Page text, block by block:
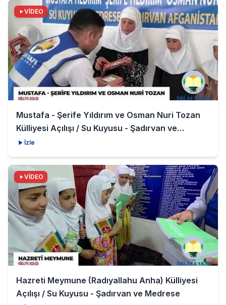
VİDEO
Mustafa - Şerife Yıldırım ve Osman Nuri Tozan
Külliyesi Açılışı / Su Kuyusu - Şadırvan ve
Medrese
İzle
VİDEO
Hazreti Meymune (Radıyallahu Anha) Külliyesi
Açılışı / Su Kuyusu - Şadırvan ve Medrese